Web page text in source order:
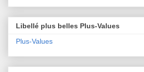
Libellé plus belles Plus-Values
Plus-Values